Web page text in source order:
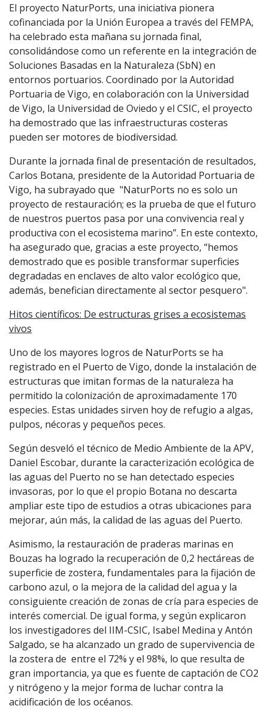
El proyecto NaturPorts, una iniciativa pionera
cofinanciada por la Unión Europea a través del FEMPA,
ha celebrado esta mañana su jornada final,
consolidándose como un referente en la integración de
Soluciones Basadas en la Naturaleza (SbN) en
entornos portuarios. Coordinado por la Autoridad
Portuaria de Vigo, en colaboración con la Universidad
de Vigo, la Universidad de Oviedo y el CSIC, el proyecto
ha demostrado que las infraestructuras costeras
pueden ser motores de biodiversidad.
Durante la jornada final de presentación de resultados,
Carlos Botana, presidente de la Autoridad Portuaria de
Vigo, ha subrayado que "NaturPorts no es solo un
proyecto de restauración; es la prueba de que el futuro
de nuestros puertos pasa por una convivencia real y
productiva con el ecosistema marino”. En este contexto,
ha asegurado que, gracias a este proyecto, “hemos
demostrado que es posible transformar superficies
degradadas en enclaves de alto valor ecológico que,
además, benefician directamente al sector pesquero".
Hitos científicos: De estructuras grises a ecosistemas
vivos
Uno de los mayores logros de NaturPorts se ha
registrado en el Puerto de Vigo, donde la instalación de
estructuras que imitan formas de la naturaleza ha
permitido la colonización de aproximadamente 170
especies. Estas unidades sirven hoy de refugio a algas,
pulpos, nécoras y pequeños peces.
Según desveló el técnico de Medio Ambiente de la APV,
Daniel Escobar, durante la caracterización ecológica de
las aguas del Puerto no se han detectado especies
invasoras, por lo que el propio Botana no descarta
ampliar este tipo de estudios a otras ubicaciones para
mejorar, aún más, la calidad de las aguas del Puerto.
Asimismo, la restauración de praderas marinas en
Bouzas ha logrado la recuperación de 0,2 hectáreas de
superficie de zostera, fundamentales para la fijación de
carbono azul, o la mejora de la calidad del agua y la
consiguiente creación de zonas de cría para especies de
interés comercial. De igual forma, y según explicaron
los investigadores del IIM-CSIC, Isabel Medina y Antón
Salgado, se ha alcanzado un grado de supervivencia de
la zostera de entre el 72% y el 98%, lo que resulta de
gran importancia, ya que es fuente de captación de CO2
y nitrógeno y la mejor forma de luchar contra la
acidificación de los océanos.